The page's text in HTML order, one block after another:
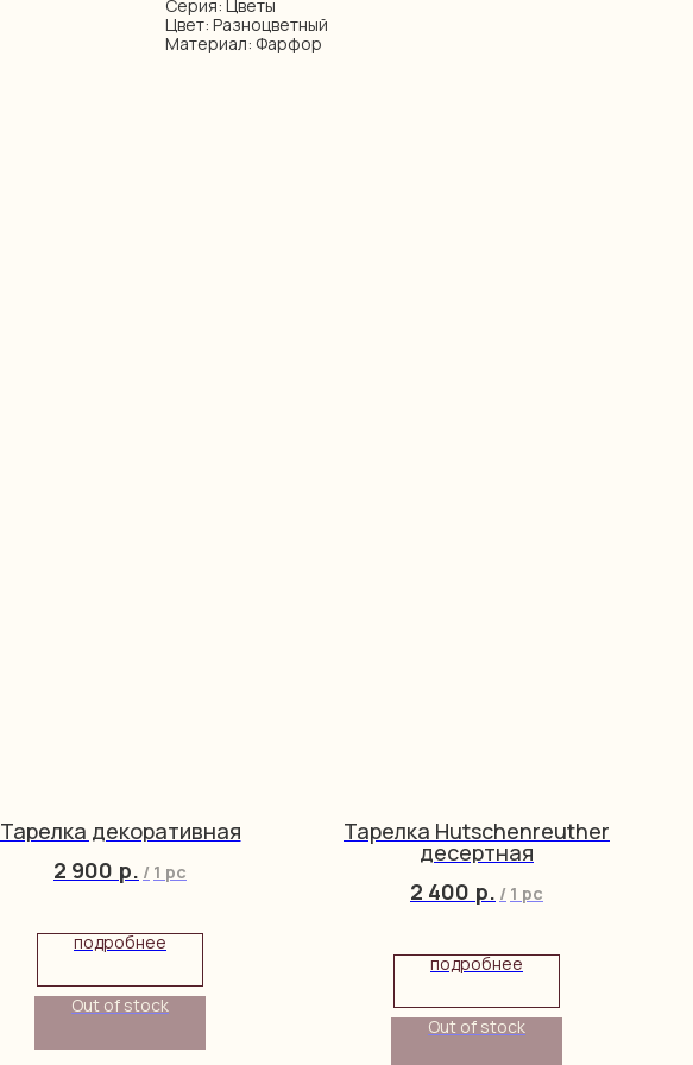
Серия: Цветы
Цвет: Разноцветный
Материал: Фарфор
Тарелка декоративная
2 900 р. / 1 pc
подробнее
Out of stock
Тарелка Hutschenreuther
десертная
2 400 р. / 1 pc
подробнее
Out of stock